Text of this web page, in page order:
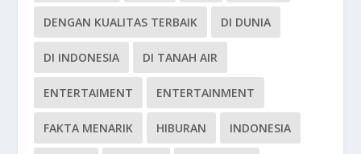
DENGAN KUALITAS TERBAIK DI DUNIA
DI INDONESIA DI TANAH AIR
ENTERTAIMENT ENTERTAINMENT
FAKTA MENARIK HIBURAN INDONESIA